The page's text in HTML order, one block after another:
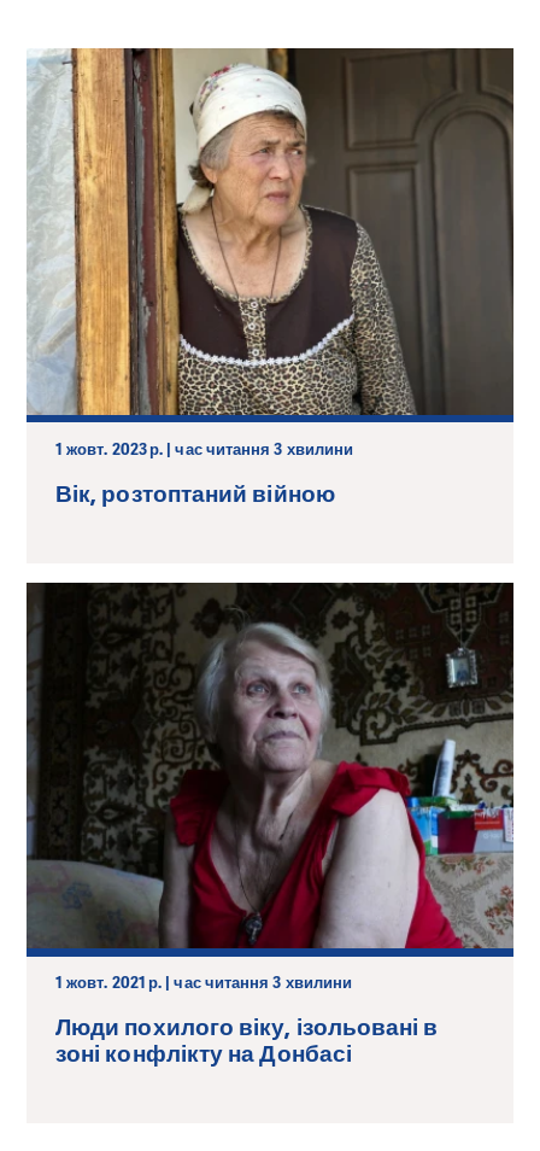
1 жовт. 2023 р. | час читання 3 хвилини
Вік, розтоптаний війною
1 жовт. 2021 р. | час читання 3 хвилини
Люди похилого віку, ізольовані в
зоні конфлікту на Донбасі